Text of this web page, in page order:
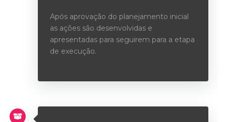
Após aprovação do planejamento inicial
as ações são desenvolvidas e
apresentadas para seguirem para a etapa
de execução.